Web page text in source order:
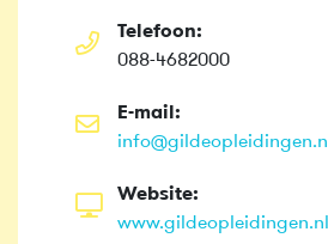
Telefoon:
088-4682000
E-mail:
info@gildeopleidingen.nl
Website:
www.gildeopleidingen.nl